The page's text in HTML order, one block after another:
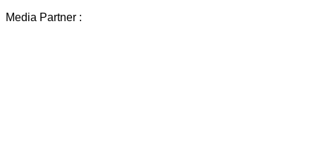
Media Partner :